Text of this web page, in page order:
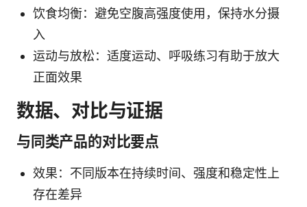
饮食均衡：避免空腹高强度使用，保持水分摄
入
运动与放松：适度运动、呼吸练习有助于放大
正面效果
数据、对比与证据
与同类产品的对比要点
效果：不同版本在持续时间、强度和稳定性上
存在差异